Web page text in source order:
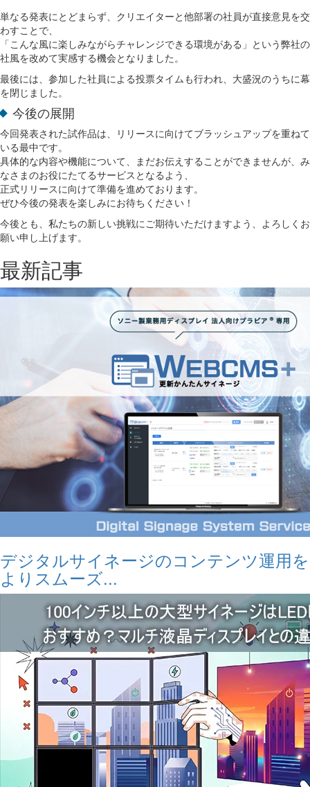
単なる発表にとどまらず、クリエイターと他部署の社員が直接意見を交
わすことで、
「こんな風に楽しみながらチャレンジできる環境がある」という弊社の
社風を改めて実感する機会となりました。
最後には、参加した社員による投票タイムも行われ、大盛況のうちに幕
を閉じました。
今後の展開
今回発表された試作品は、リリースに向けてブラッシュアップを重ねて
いる最中です。
具体的な内容や機能について、まだお伝えすることができませんが、み
なさまのお役にたてるサービスとなるよう、
正式リリースに向けて準備を進めております。
ぜひ今後の発表を楽しみにお待ちください！
今後とも、私たちの新しい挑戦にご期待いただけますよう、よろしくお
願い申し上げます。
最新記事
デジタルサイネージのコンテンツ運用を
よりスムーズ...